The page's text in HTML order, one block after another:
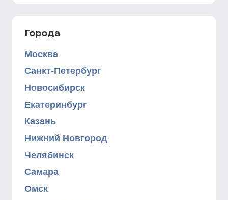
Города
Москва
Санкт-Петербург
Новосибирск
Екатеринбург
Казань
Нижний Новгород
Челябинск
Самара
Омск